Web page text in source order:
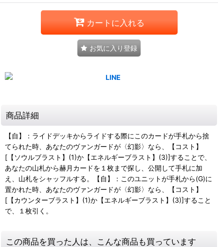
カートに入れる
お気に入り登録
商品詳細
【自】：ライドデッキからライドする際にこのカードが手札から捨
てられた時、あなたのヴァンガードが〈幻影〉なら、【コスト】
[【ソウルブラスト】(1)か【エネルギーブラスト】(3)]することで、
あなたの山札から赫月カードを１枚まで探し、公開して手札に加
え、山札をシャッフルする。【自】：このユニットが手札から(G)に
置かれた時、あなたのヴァンガードが〈幻影〉なら、【コスト】
[【カウンターブラスト】(1)か【エネルギーブラスト】(3)]すること
で、１枚引く。
この商品を買った人は、こんな商品も買っています